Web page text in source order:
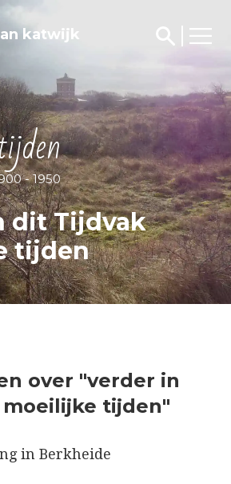
katwijk
dit Tijdvak
tijden
- 1950
over "verder in
tijden"
in Berkheide